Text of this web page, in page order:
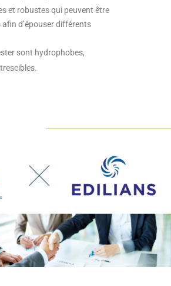
et robustes qui peuvent être
d’épouser différents
sont hydrophobes,